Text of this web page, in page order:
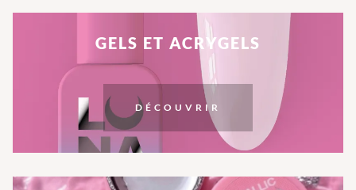
GELS ET ACRYGELS
DÉCOUVRIR